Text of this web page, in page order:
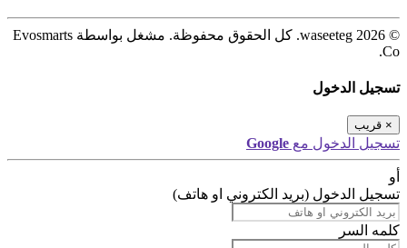
© 2026 waseeteg. كل الحقوق محفوظة. مشغل بواسطة Evosmarts
Co.
تسجيل الدخول
× قريب
تسجيل الدخول مع Google
أو
تسجيل الدخول (بريد الكتروني او هاتف)
كلمه السر